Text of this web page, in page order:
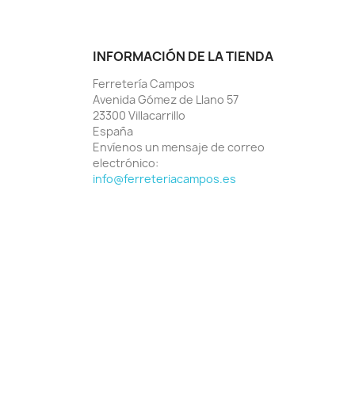
INFORMACIÓN DE LA TIENDA
Ferretería Campos
Avenida Gómez de Llano 57
23300 Villacarrillo
España
Envíenos un mensaje de correo
electrónico:
info@ferreteriacampos.es